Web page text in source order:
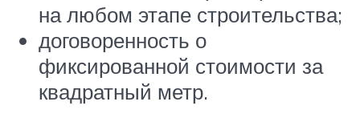
на любом этапе строительства;
договоренность о
фиксированной стоимости за
квадратный метр.